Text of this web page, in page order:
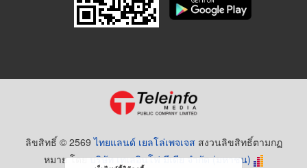
ลิขสิทธิ์ © 2569ไทยแลนด์ เยลโล่เพจเจส สงวนลิขสิทธิ์ตามกฏ
หมาย โดยบริษัท เทเลอินโฟ มีเดีย จำกัด (มหาชน)